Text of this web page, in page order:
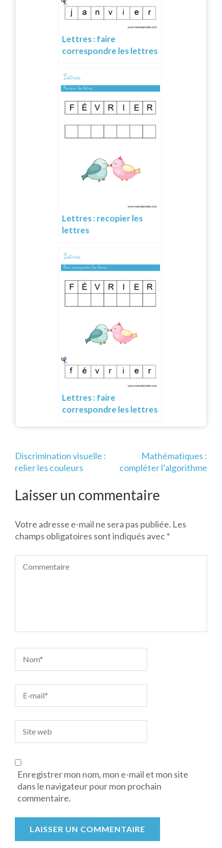
Lettres : faire
correspondre les lettres
Lettres : recopier les
lettres
Lettres : faire
correspondre les lettres
Navigation
de
Discrimination visuelle :
relier les couleurs
Mathématiques :
compléter l’algorithme
Laisser un commentaire
Votre adresse e-mail ne sera pas publiée. Les
champs obligatoires sont indiqués avec*
Enregistrer mon nom, mon e-mail et mon site
dans le navigateur pour mon prochain
commentaire.